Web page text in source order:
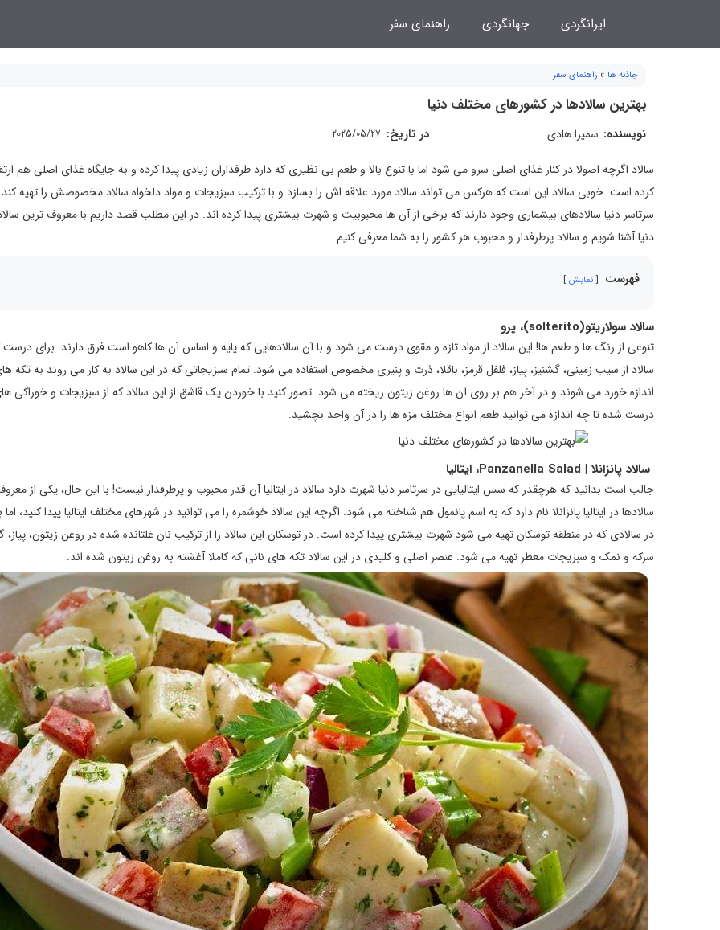
ایرانگردی جهانگردی راهنمای سفر
جاذبه ها » راهنمای سفر
بهترین سالادها در کشورهای مختلف دنیا
نویسنده: سمیرا هادی در تاریخ: 2025/05/27
سالاد اگرچه اصولا در کنار غذای اصلی سرو می شود اما با تنوع بالا و طعم بی نظیری که دارد طرفداران زیادی پیدا کرده و به جایگاه غذای اصلی هم
کرده است. خوبی سالاد این است که هرکس می تواند سالاد مورد علاقه اش را بسازد و با ترکیب سبزیجات و مواد دلخواه سالاد مخصوصش را تهیه
سرتاسر دنیا سالادهای بیشماری وجود دارند که برخی از آن ها محبوبیت و شهرت بیشتری پیدا کرده اند. در این مطلب قصد داریم با معروف ترین
دنیا آشنا شویم و سالاد پرطرفدار و محبوب هر کشور را به شما معرفی کنیم.
فهرست نمایش
سالاد سولاریتو(solterito)، پرو
تنوعی از رنگ ها و طعم ها! این سالاد از مواد تازه و مقوی درست می شود و با آن سالادهایی که پایه و اساس آن ها کاهو است فرق دارند. برای
سالاد از سیب زمینی، گشنیز، پیاز، فلفل قرمز، باقلا، ذرت و پنیری مخصوص استفاده می شود. تمام سبزیجاتی که در این سالاد به کار می روند به تکه
اندازه خورد می شوند و در آخر هم بر روی آن ها روغن زیتون ریخته می شود. تصور کنید با خوردن یک قاشق از این سالاد که از سبزیجات و خوراکی
درست شده تا چه اندازه می توانید طعم انواع مختلف مزه ها را در آن واحد بچشید.
سالاد پانزانلا | Panzanella Salad، ایتالیا
جالب است بدانید که هرچقدر که سس ایتالیایی در سرتاسر دنیا شهرت دارد سالاد در ایتالیا آن قدر محبوب و پرطرفدار نیست! با این حال، یکی از
سالادها در ایتالیا پانزانلا نام دارد که به اسم پانمول هم شناخته می شود. اگرچه این سالاد خوشمزه را می توانید در شهرهای مختلف ایتالیا پیدا کنید، اما
در سالادی که در منطقه توسکان تهیه می شود شهرت بیشتری پیدا کرده است. در توسکان این سالاد را از ترکیب نان غلتانده شده در روغن زیتون، پیاز،
سرکه و نمک و سبزیجات معطر تهیه می شود. عنصر اصلی و کلیدی در این سالاد تکه های نانی که کاملا آغشته به روغن زیتون شده اند.